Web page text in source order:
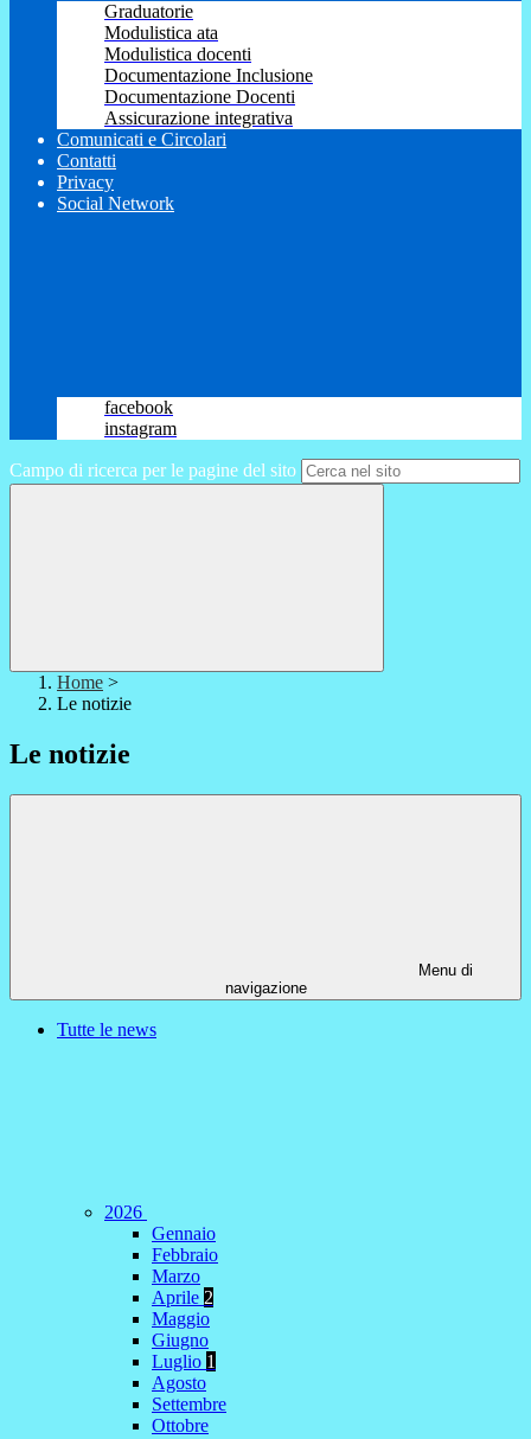
Graduatorie
Modulistica ata
Modulistica docenti
Documentazione Inclusione
Documentazione Docenti
Assicurazione integrativa
Comunicati e Circolari
Contatti
Privacy
Social Network
facebook
instagram
Campo di ricerca per le pagine del sito
Home >
Le notizie
Le notizie
Menu di
navigazione
Tutte le news
2026
Gennaio
Febbraio
Marzo
Aprile 2
Maggio
Giugno
Luglio 1
Agosto
Settembre
Ottobre